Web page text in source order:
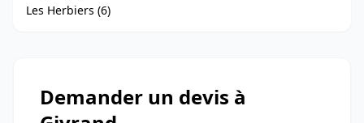
Les Herbiers (6)
Demander un devis à